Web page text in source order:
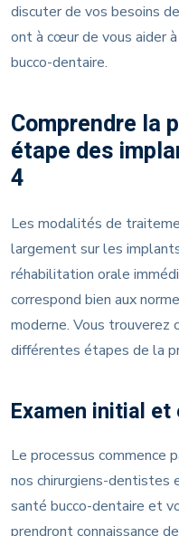
discuter de vos besoins
ont à cœur de vous aider
bucco-dentaire.
Comprendre la
étape des
4
Les modalités de
largement sur les
réhabilitation orale
correspond bien aux
moderne. Vous trouverez
différentes étapes de la
Examen initial et
Le processus commence
nos chirurgiens-dentistes
santé bucco-dentaire et
prendront connaissance